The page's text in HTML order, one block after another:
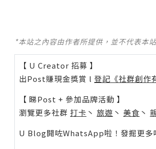
*本站之內容由作者所提供，並不代表本
【 U Creator 招募 】
出Post賺現金獎賞 l 登記《社群創作
【 睇Post + 參加品牌活動 】
瀏覽更多社群 打卡 丶 旅遊 丶 美食 丶
U Blog開咗WhatsApp啦！發掘更多